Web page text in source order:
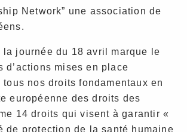
Network” une association de
la journée du 18 avril marque le
d’actions mises en place
nos droits fondamentaux en
européenne des droits des
14 droits qui visent à garantir «
de protection de la santé humaine